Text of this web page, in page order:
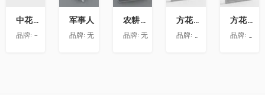
中花-12
品牌: -
军事人
品牌:无
农耕文化墙
品牌: 无
方花-020
品牌:
精品材质
方花-055
品牌:
精品